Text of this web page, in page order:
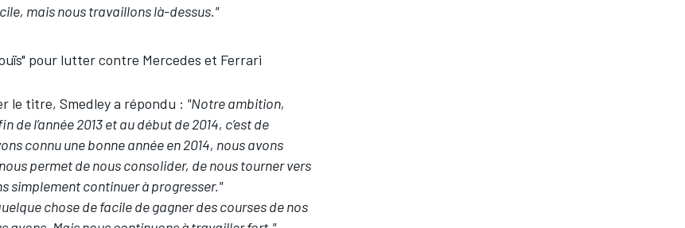
mais nous travaillons là-dessus."
pour lutter contre Mercedes et Ferrari
le titre, Smedley a répondu : "Notre ambition,
l’année 2013 et au début de 2014, c’est de
connu une bonne année en 2014, nous avons
permet de nous consolider, de nous tourner vers
simplement continuer à progresser."
chose de facile de gagner des courses de nos